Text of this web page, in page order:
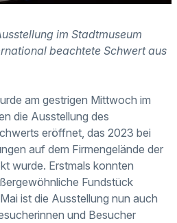
im Stadtmuseum
beachtete Schwert aus
am gestrigen Mittwoch im
die Ausstellung des
eröffnet, das 2023 bei
auf dem Firmengelände der
wurde. Erstmals konnten
Fundstück
ist die Ausstellung nun auch
und Besucher